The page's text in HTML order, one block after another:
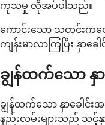
ကုသမှု လိုအပ်ပါသည်။
ကောင်းသော သတင်းကတေ
ကျန်းမာလာကြပြီး နှာခ
ချွန်ထက်သော နှ
ချွန်ထက်သော နှာခေါ
နည်းလမ်းများသည် သင့်နှ